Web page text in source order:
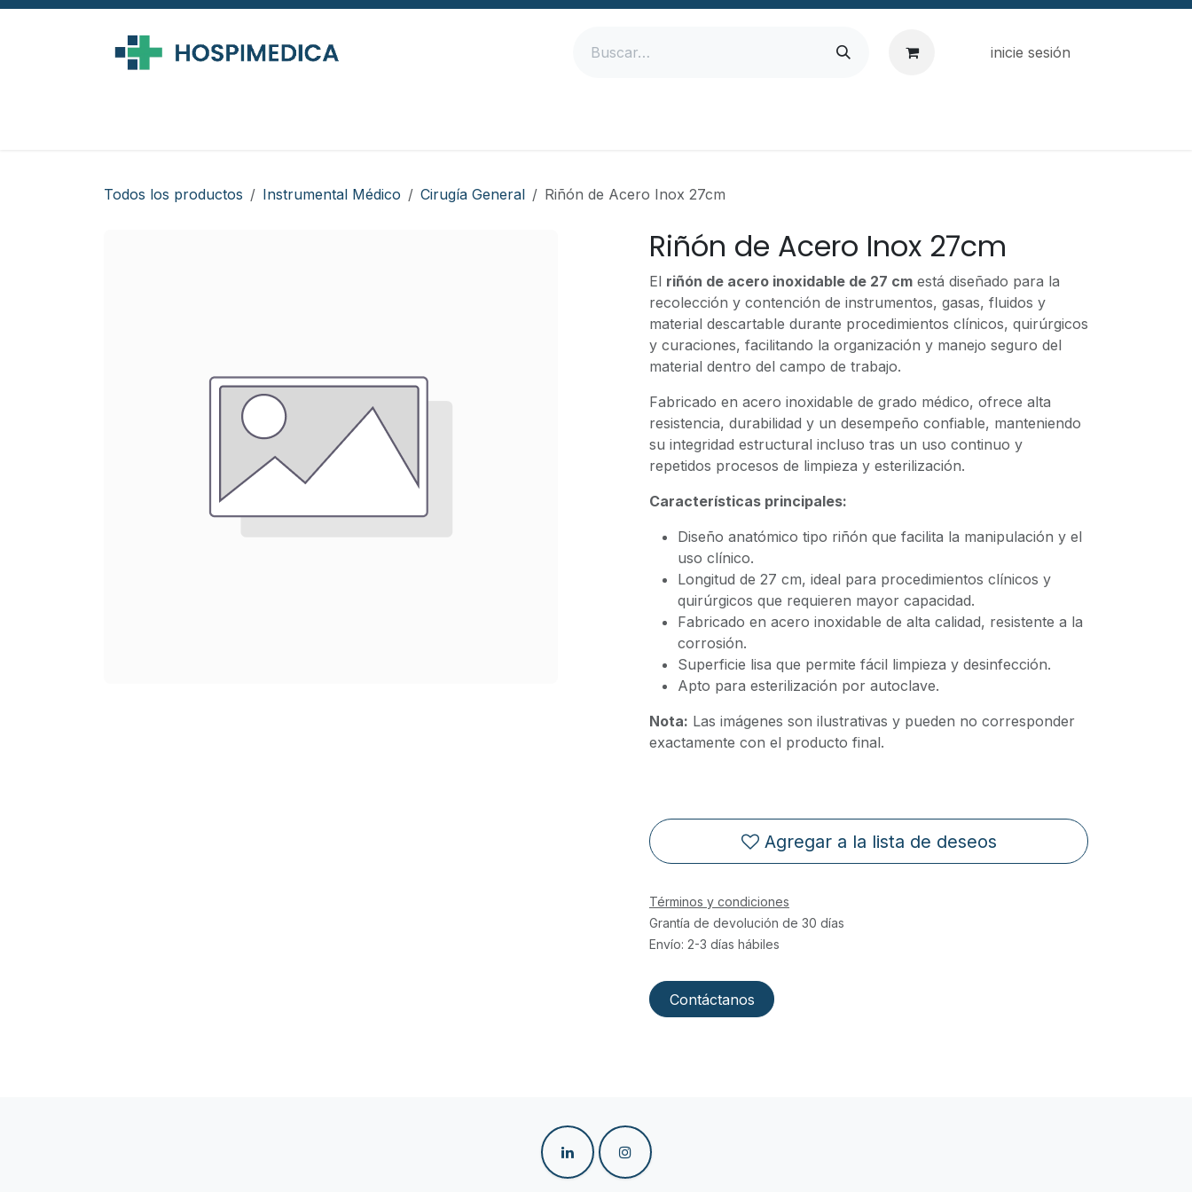
Ir al contenido
inicie sesión
Todos los productos Instrumental Médico Cirugía General Riñón de Acero Inox 27cm
Riñón de Acero Inox 27cm
El riñón de acero inoxidable de 27 cm está diseñado para la
recolección y contención de instrumentos, gasas, fluidos y
material descartable durante procedimientos clínicos, quirúrgicos
y curaciones, facilitando la organización y manejo seguro del
material dentro del campo de trabajo.
Fabricado en acero inoxidable de grado médico, ofrece alta
resistencia, durabilidad y un desempeño confiable, manteniendo
su integridad estructural incluso tras un uso continuo y
repetidos procesos de limpieza y esterilización.
Características principales:
Diseño anatómico tipo riñón que facilita la manipulación y el
uso clínico.
Longitud de 27 cm, ideal para procedimientos clínicos y
quirúrgicos que requieren mayor capacidad.
Fabricado en acero inoxidable de alta calidad, resistente a la
corrosión.
Superficie lisa que permite fácil limpieza y desinfección.
Apto para esterilización por autoclave.
Nota: Las imágenes son ilustrativas y pueden no corresponder
exactamente con el producto final.
Agregar a la lista de deseos
Términos y condiciones
Grantía de devolución de 30 días
Envío: 2-3 días hábiles
Contáctanos